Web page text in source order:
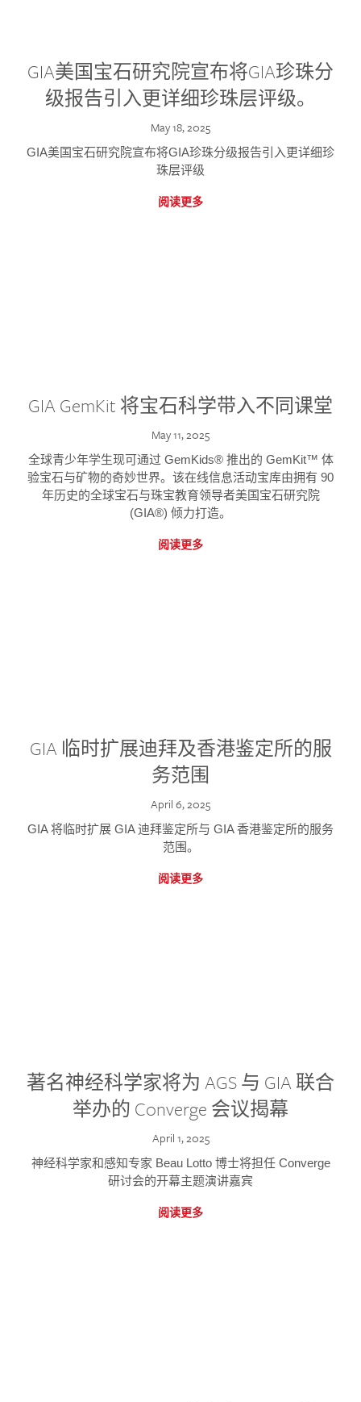
GIA美国宝石研究院宣布将GIA珍珠分
级报告引入更详细珍珠层评级。
May 18, 2025
GIA美国宝石研究院宣布将GIA珍珠分级报告引入更详细珍
珠层评级
阅读更多
GIA GemKit 将宝石科学带入不同课堂
May 11, 2025
全球青少年学生现可通过 GemKids® 推出的 GemKit™ 体
验宝石与矿物的奇妙世界。该在线信息活动宝库由拥有 90
年历史的全球宝石与珠宝教育领导者美国宝石研究院
(GIA®) 倾力打造。
阅读更多
GIA 临时扩展迪拜及香港鉴定所的服
务范围
April 6, 2025
GIA 将临时扩展 GIA 迪拜鉴定所与 GIA 香港鉴定所的服务
范围。
阅读更多
著名神经科学家将为 AGS 与 GIA 联合
举办的 Converge 会议揭幕
April 1, 2025
神经科学家和感知专家 Beau Lotto 博士将担任 Converge
研讨会的开幕主题演讲嘉宾
阅读更多